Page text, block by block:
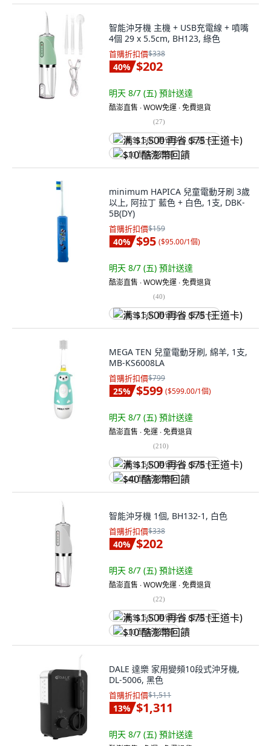
智能沖牙機 主機 + USB充電線 + 噴嘴
4個 29 x 5.5cm, BH123, 綠色
首購折扣價$338
40% $202
明天 8/7 (五) 預計送達
酷澎直售 ∙ WOW免運 ∙ 免費退貨
(27)
满 $1,500 再省 $75 (王道卡)
$10 酷澎幣回饋
minimum HAPICA 兒童電動牙刷 3歲
以上, 阿拉丁 藍色 + 白色, 1支, DBK-
5B(DY)
首購折扣價$159
40% $95 ($95.00/1個)
明天 8/7 (五) 預計送達
酷澎直售 ∙ WOW免運 ∙ 免費退貨
(40)
满 $1,500 再省 $75 (王道卡)
MEGA TEN 兒童電動牙刷, 綿羊, 1支,
MB-KS6008LA
首購折扣價$799
25% $599 ($599.00/1個)
明天 8/7 (五) 預計送達
酷澎直售 ∙ 免運 ∙ 免費退貨
(210)
满 $1,500 再省 $75 (王道卡)
$40 酷澎幣回饋
智能沖牙機 1個, BH132-1, 白色
首購折扣價$338
40% $202
明天 8/7 (五) 預計送達
酷澎直售 ∙ WOW免運 ∙ 免費退貨
(22)
满 $1,500 再省 $75 (王道卡)
$10 酷澎幣回饋
DALE 達樂 家用變頻10段式沖牙機,
DL-5006, 黑色
首購折扣價$1,511
13% $1,311
明天 8/7 (五) 預計送達